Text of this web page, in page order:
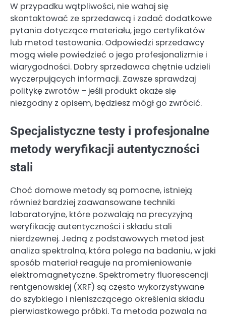
W przypadku wątpliwości, nie wahaj się
skontaktować ze sprzedawcą i zadać dodatkowe
pytania dotyczące materiału, jego certyfikatów
lub metod testowania. Odpowiedzi sprzedawcy
mogą wiele powiedzieć o jego profesjonalizmie i
wiarygodności. Dobry sprzedawca chętnie udzieli
wyczerpujących informacji. Zawsze sprawdzaj
politykę zwrotów – jeśli produkt okaże się
niezgodny z opisem, będziesz mógł go zwrócić.
Specjalistyczne testy i profesjonalne
metody weryfikacji autentyczności
stali
Choć domowe metody są pomocne, istnieją
również bardziej zaawansowane techniki
laboratoryjne, które pozwalają na precyzyjną
weryfikację autentyczności i składu stali
nierdzewnej. Jedną z podstawowych metod jest
analiza spektralna, która polega na badaniu, w jaki
sposób materiał reaguje na promieniowanie
elektromagnetyczne. Spektrometry fluorescencji
rentgenowskiej (XRF) są często wykorzystywane
do szybkiego i nieniszczącego określenia składu
pierwiastkowego próbki. Ta metoda pozwala na